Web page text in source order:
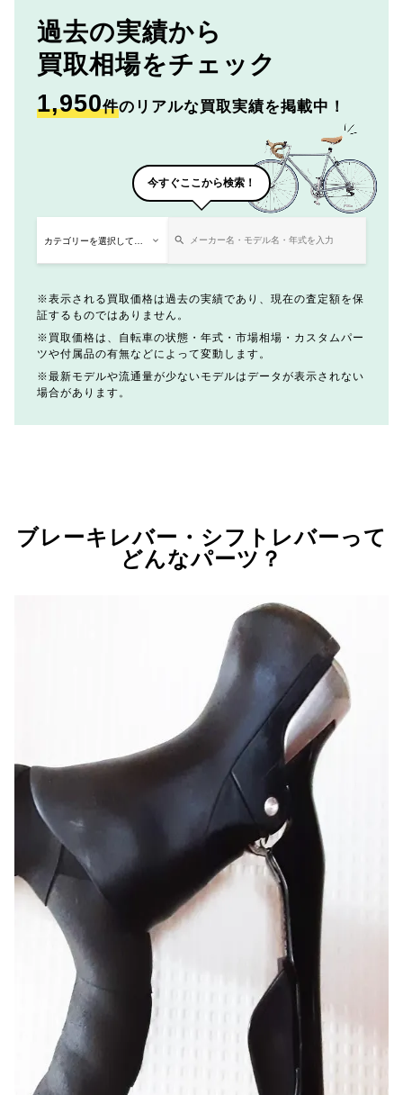
過去の実績から
買取相場をチェック
1,950件のリアルな買取実績を掲載中！
今すぐここから検索！
表示される買取価格は過去の実績であり、現在の査定額を保
証するものではありません。
買取価格は、自転車の状態・年式・市場相場・カスタムパー
ツや付属品の有無などによって変動します。
最新モデルや流通量が少ないモデルはデータが表示されない
場合があります。
ブレーキレバー・シフトレバーって
どんなパーツ？